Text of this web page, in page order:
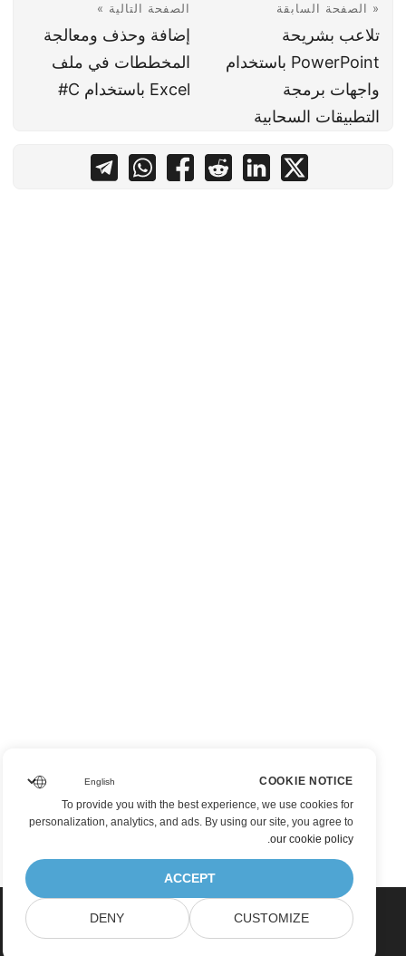
« الصفحة السابقة
تلاعب بشريحة
PowerPoint باستخدام
واجهات برمجة
التطبيقات السحابية
الصفحة التالية »
إضافة وحذف ومعالجة
المخططات في ملف
Excel باستخدام C#
COOKIE NOTICE
To provide you with the best experience, we use cookies for
personalization, analytics, and ads. By using our site, you agree to
our cookie policy
.
ACCEPT
CUSTOMIZE
DENY